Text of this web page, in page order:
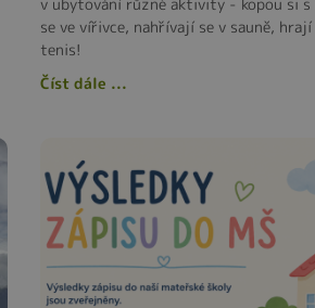
se ve vířivce, nahřívají se v sauně,
tenis!
Číst dále ...